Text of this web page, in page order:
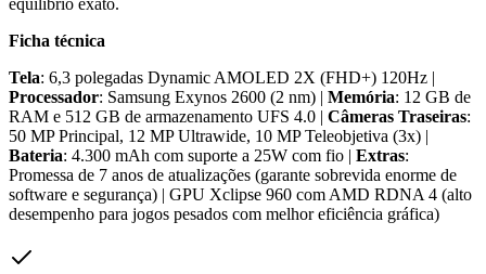
equilíbrio exato.
Ficha técnica
Tela: 6,3 polegadas Dynamic AMOLED 2X (FHD+) 120Hz |
Processador: Samsung Exynos 2600 (2 nm) | Memória: 12 GB de
RAM e 512 GB de armazenamento UFS 4.0 | Câmeras Traseiras:
50 MP Principal, 12 MP Ultrawide, 10 MP Teleobjetiva (3x) |
Bateria: 4.300 mAh com suporte a 25W com fio | Extras:
Promessa de 7 anos de atualizações (garante sobrevida enorme de
software e segurança) | GPU Xclipse 960 com AMD RDNA 4 (alto
desempenho para jogos pesados com melhor eficiência gráfica)